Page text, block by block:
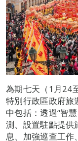
為期七天（1月24
特別行政區政府旅
中包括：透過“智
測、設置駐點提供
息、加強巡查工作